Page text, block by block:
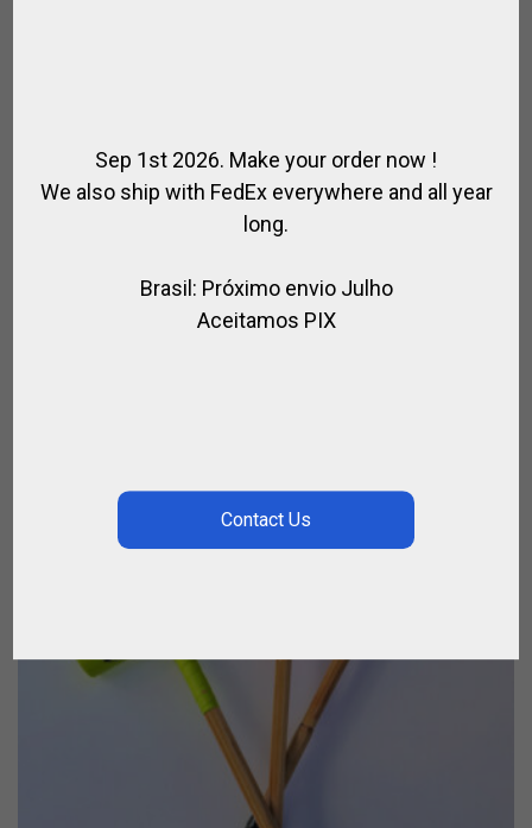
MINI MINI TACOS – 22CM
MARRETAS DE POLO ,PARA JOGADOR
Sep 1st 2026. Make your order now !
We also ship with FedEx everywhere and all year
long.
Brasil: Próximo envio Julho
Aceitamos PIX